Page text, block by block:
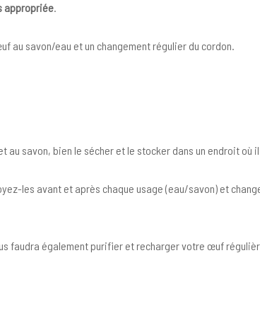
appropriée.
au savon/eau et un changement régulier du cordon.
savon, bien le sécher et le stocker dans un endroit où
les avant et après chaque usage (eau/savon) et
faudra également purifier et recharger votre œuf